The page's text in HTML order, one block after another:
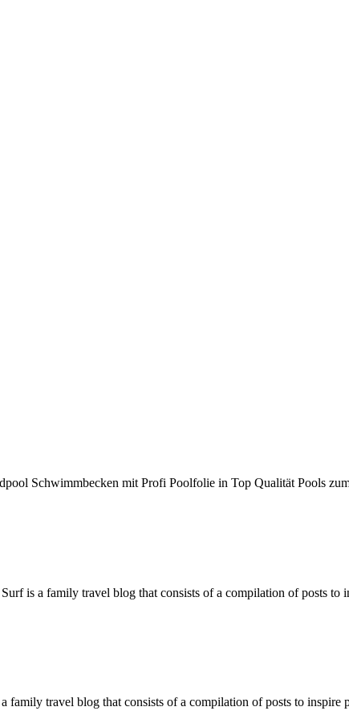
Schwimmbecken mit Profi Poolfolie in Top Qualität Pools
is a family travel blog that consists of a compilation of posts to
family travel blog that consists of a compilation of posts to inspire